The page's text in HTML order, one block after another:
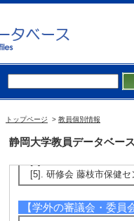
トップページ > 教員個別情報
静岡大学教員データベー
社会活動
【講師・イベント等】
した地域連携ー 分科会
企画 （2025年12月 )
[3]. その他 令和7年度ユ
[5]. 研修会 藤枝市保健
【学外の審議会・委員